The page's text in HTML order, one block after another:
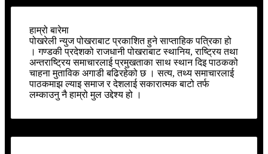
हाम्रो बारेमा
पोखरेली न्युज पोखराबाट प्रकाशित हुने साप्ताहिक पत्रिका हो
। गण्डकी प्रदेशको राजधानी पोखराबाट स्थानिय, राष्ट्रिय तथा
अन्तराष्ट्रिय समाचारलाई प्रमुखताका साथ स्थान दिइ पाठकको
चाहना मुताविक अगाडी बढिरहेको छ । सत्य, तथ्य समाचारलाई
पाठकमाझ ल्याइ समाज र देशलाई सकारात्मक बाटो तर्फ
लम्काउनु नै हाम्रो मुल उद्देश्य हो ।